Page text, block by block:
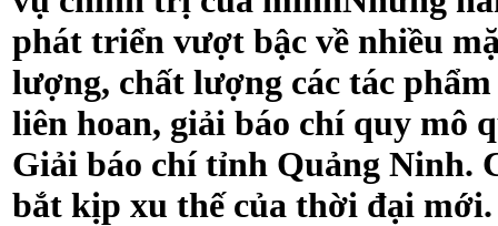
phát triển vượt bậc về nhiều
lượng, chất lượng các tác
liên hoan, giải báo chí quy mô
Giải báo chí tỉnh Quảng Ninh.
bắt kịp xu thế của thời đại